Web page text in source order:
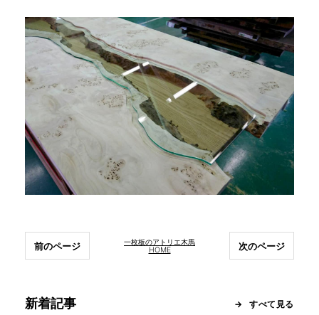
一枚板のアトリエ木馬
HOME
前のページ 次のページ
新着記事 すべて見る